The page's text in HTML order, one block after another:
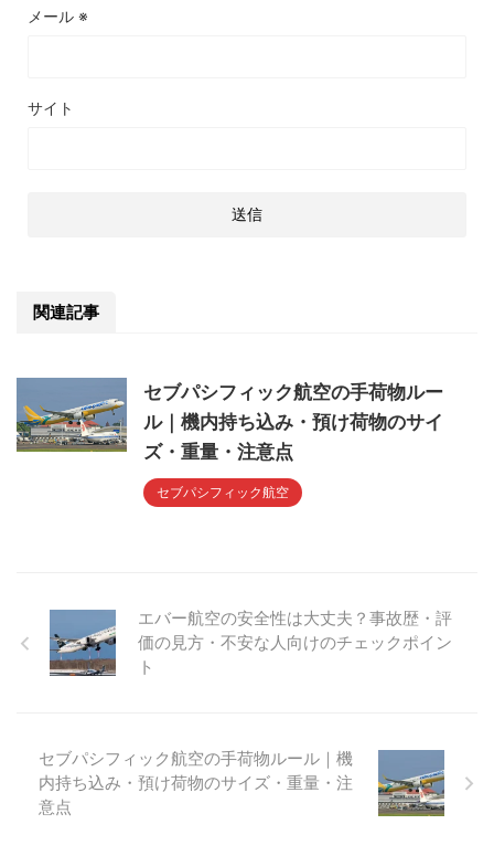
メール ※
サイト
関連記事
セブパシフィック航空の手荷物ルー
ル｜機内持ち込み・預け荷物のサイ
ズ・重量・注意点
セブパシフィック航空
エバー航空の安全性は大丈夫？事故歴・評
価の見方・不安な人向けのチェックポイン
ト
セブパシフィック航空の手荷物ルール｜機
内持ち込み・預け荷物のサイズ・重量・注
意点